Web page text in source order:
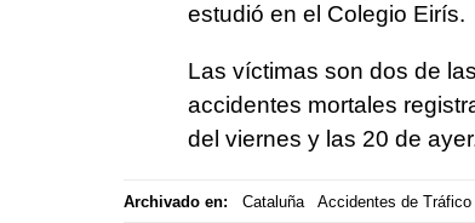
estudió en el Colegio Eirís.
Las víctimas son dos de
accidentes mortales
del viernes y las 20 de
Archivado en: Cataluña Accidentes de Tráfico